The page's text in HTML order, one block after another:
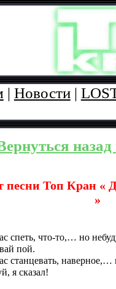
| Новости|
песни Топ Кран «
»
спеть, что-то,… но
пой.
станцевать,
я сказал!